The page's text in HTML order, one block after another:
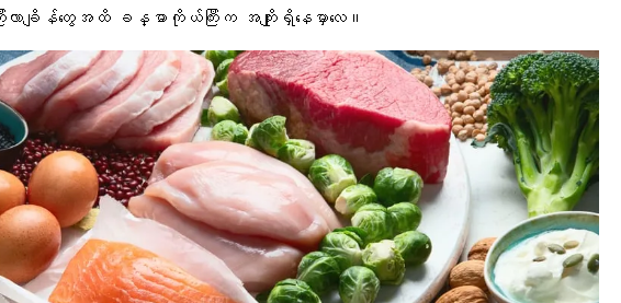
လာချိန်တွေအထိ ခန္ဓာကိုယ်ကြီးက အကျိုးရှိနေမှာလေ။